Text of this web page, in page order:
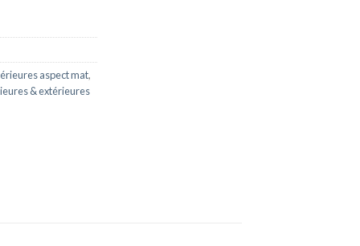
aspect mat,
& extérieures